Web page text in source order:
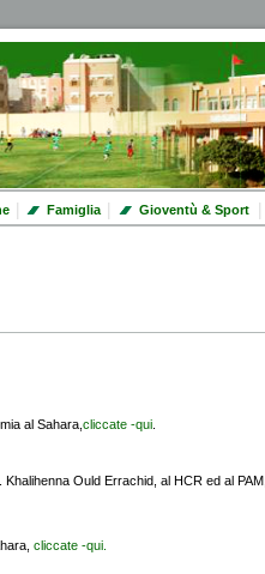
| Famiglia | Gioventù & Sport |
al Sahara, cliccate -qui
Ould Errachid, al HCR ed al PAM,
cliccate -qui.